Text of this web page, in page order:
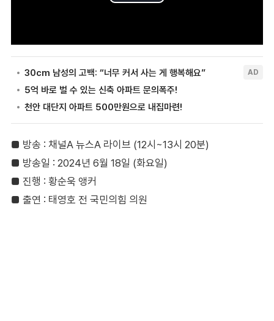
■ 방송 : 채널A 뉴스A 라이브 (12시~13시 20분)
■ 방송일 : 2024년 6월 18일 (화요일)
■ 진행 : 황순욱 앵커
■ 출연 : 태영호 전 국민의힘 의원